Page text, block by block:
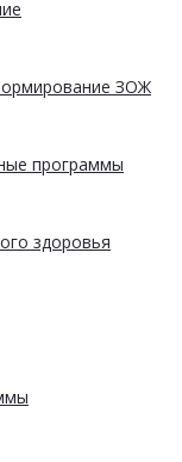
ЗОЖ
программы
здоровья